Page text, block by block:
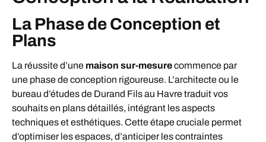
La Phase de Conception et
Plans
La réussite d’une maison sur-mesurecommence par
une phase de conception rigoureuse. L’architecte ou le
bureau d’études de Durand Fils au Havre traduit vos
souhaits en plans détaillés, intégrant les aspects
techniques et esthétiques. Cette étape cruciale permet
d’optimiser les espaces, d’anticiper les contraintes